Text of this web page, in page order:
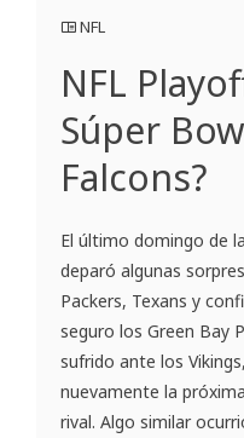
NFL
NFL
Súper
Falcons?
El último domingo de
deparó algunas
Packers, Texans y
seguro los Green Bay
sufrido ante los
nuevamente la
rival. Algo similar